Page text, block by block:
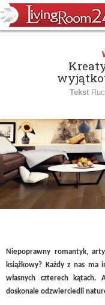
Tekst
Niepoprawny romantyk,
książkowy? Każdy z nas
własnych czterech kątach.
doskonale odzwierciedli